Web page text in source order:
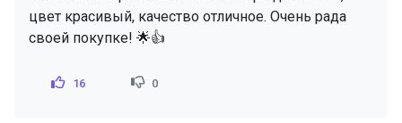
цвет красивый, качество отличное. Очень рада
своей покупке! 🌟👍
16 0